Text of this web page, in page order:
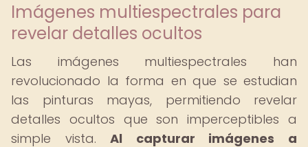
Imágenes multiespectrales para
revelar detalles ocultos
Las imágenes multiespectrales han
revolucionado la forma en que se estudian
las pinturas mayas, permitiendo revelar
detalles ocultos que son imperceptibles a
simple vista.Al capturar imágenes a